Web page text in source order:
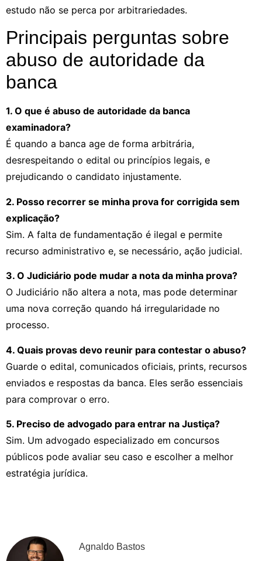
estudo não se perca por arbitrariedades.
Principais perguntas sobre
abuso de autoridade da
banca
1. O que é abuso de autoridade da banca
examinadora?
É quando a banca age de forma arbitrária,
desrespeitando o edital ou princípios legais, e
prejudicando o candidato injustamente.
2. Posso recorrer se minha prova for corrigida sem
explicação?
Sim. A falta de fundamentação é ilegal e permite
recurso administrativo e, se necessário, ação judicial.
3. O Judiciário pode mudar a nota da minha prova?
O Judiciário não altera a nota, mas pode determinar
uma nova correção quando há irregularidade no
processo.
4. Quais provas devo reunir para contestar o abuso?
Guarde o edital, comunicados oficiais, prints, recursos
enviados e respostas da banca. Eles serão essenciais
para comprovar o erro.
5. Preciso de advogado para entrar na Justiça?
Sim. Um advogado especializado em concursos
públicos pode avaliar seu caso e escolher a melhor
estratégia jurídica.
Agnaldo Bastos